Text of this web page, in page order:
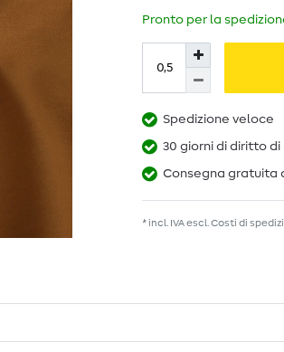
Pronto per la
Spedizione veloce
30 giorni di diritto di
Consegna gratuita
* incl. IVA escl.Costi di